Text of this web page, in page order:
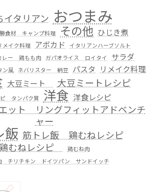
イタリアン おつまみ
食材 キャンプ料理 その他 ひじき煮
イク料理 アボカド イタリアンハーブソルト
レー 鶏もも肉 ガパオライス ロイタイ サラダ
ン風 ネバリスター 納豆 パスタ
リメイク料理
大豆ミート 大豆ミートレシピ
タンパク質 洋食 洋食レシピ
ット リングフィットアドベンチ
ャー
飯 筋トレ飯 鶏むねレシピ
鶏むねレシピ
鶏むね肉
チリチキン ドイツパン サンドイッチ